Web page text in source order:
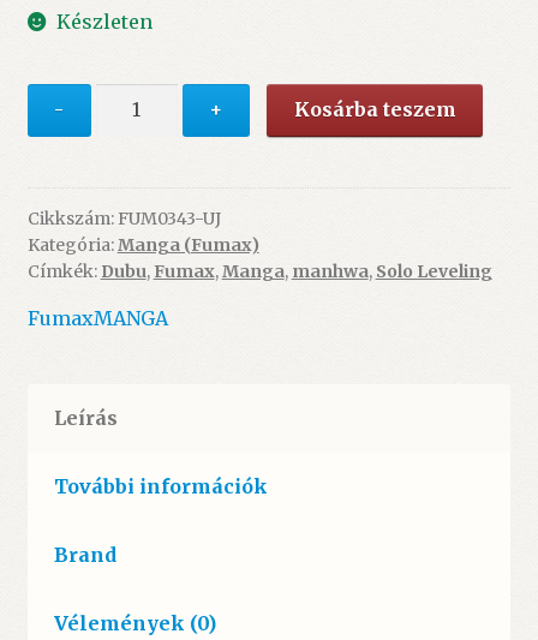
was:
Készleten
-
Solo
(Manhwa)
–
ÚJ
mennyiség
+ Kosárba teszem
Cikkszám: FUM0343-UJ
Kategória:Manga (Fumax)
Címkék: Dubu, Fumax,Manga, manhwa, Solo Leveling
FumaxMANGA
Leírás
További információk
Brand
Vélemények (0)